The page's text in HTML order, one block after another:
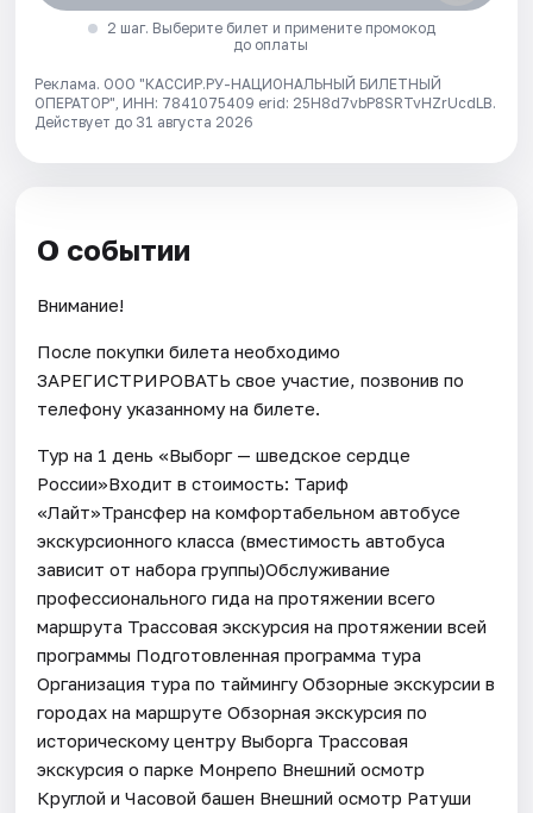
2 шаг. Выберите билет и примените промокод
до оплаты
Реклама. ООО "КАССИР.РУ-НАЦИОНАЛЬНЫЙ БИЛЕТНЫЙ
ОПЕРАТОР", ИНН: 7841075409 erid: 25H8d7vbP8SRTvHZrUcdLB.
Действует до 31 августа 2026
О событии
Внимание!
После покупки билета необходимо
ЗАРЕГИСТРИРОВАТЬ свое участие, позвонив по
телефону указанному на билете.
Тур на 1 день «Выборг — шведское сердце
России»Входит в стоимость: Тариф
«Лайт»Трансфер на комфортабельном автобусе
экскурсионного класса (вместимость автобуса
зависит от набора группы)Обслуживание
профессионального гида на протяжении всего
маршрута Трассовая экскурсия на протяжении всей
программы Подготовленная программа тура
Организация тура по таймингу Обзорные экскурсии в
городах на маршруте Обзорная экскурсия по
историческому центру Выборга Трассовая
экскурсия о парке Монрепо Внешний осмотр
Круглой и Часовой башен Внешний осмотр Ратуши